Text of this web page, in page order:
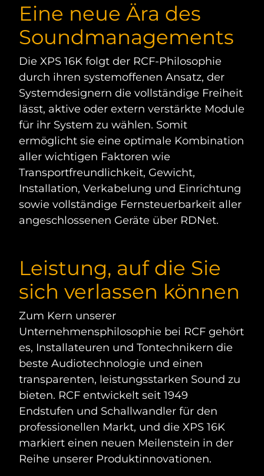
Eine neue Ära des
Soundmanagements
Die XPS 16K folgt der RCF-Philosophie
durch ihren systemoffenen Ansatz, der
Systemdesignern die vollständige Freiheit
lässt, aktive oder extern verstärkte Module
für ihr System zu wählen. Somit
ermöglicht sie eine optimale Kombination
aller wichtigen Faktoren wie
Transportfreundlichkeit, Gewicht,
Installation, Verkabelung und Einrichtung
sowie vollständige Fernsteuerbarkeit aller
angeschlossenen Geräte über RDNet.
Leistung, auf die Sie
sich verlassen können
Zum Kern unserer
Unternehmensphilosophie bei RCF gehört
es, Installateuren und Tontechnikern die
beste Audiotechnologie und einen
transparenten, leistungsstarken Sound zu
bieten. RCF entwickelt seit 1949
Endstufen und Schallwandler für den
professionellen Markt, und die XPS 16K
markiert einen neuen Meilenstein in der
Reihe unserer Produktinnovationen.